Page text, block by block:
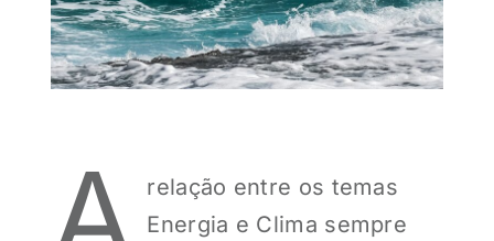
relação entre os temas
Energia e Clima sempre